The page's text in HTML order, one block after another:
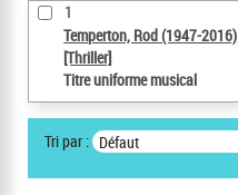
1
Temperton, Rod (1947-2016)
[Thriller]
Titre uniforme musical
Tri par : Défaut